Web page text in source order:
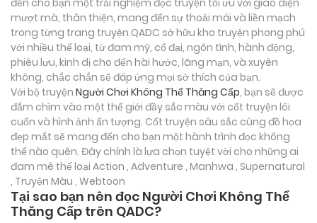
mượt mà, thân thiện, mang đến sự thoải mái và liền mạch
trong từng trang truyện.QADC sở hữu kho truyện phong phú
với nhiều thể loại, từ đam mỹ, cổ đại, ngôn tình, hành động,
phiêu lưu, kinh dị cho đến hài hước, lãng mạn, và xuyên
không, chắc chắn sẽ đáp ứng mọi sở thích của bạn.
Với bộ truyện Người Chơi Không Thể Thăng Cấp, bạn sẽ được
đắm chìm vào một thế giới đầy sắc màu với cốt truyện lôi
cuốn và hình ảnh ấn tượng. Cốt truyện sâu sắc cùng đồ họa
đẹp mắt sẽ mang đến cho bạn một hành trình đọc không
thể nào quên. Đây chính là lựa chọn tuyệt vời cho những ai
đam mê thể loại Action , Adventure , Manhwa , Supernatural
, Truyện Màu , Webtoon
Tại sao bạn nên đọc Người Chơi Không Thể
Thăng Cấp trên QADC?